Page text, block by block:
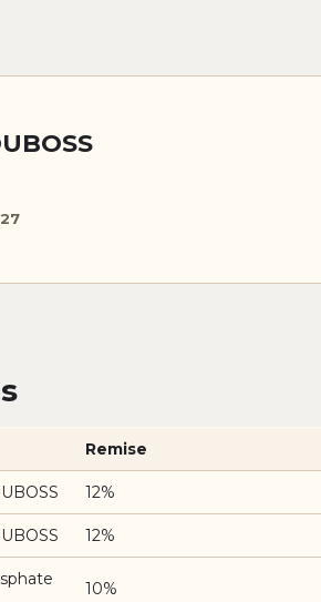
Remise
12%
12%
10%